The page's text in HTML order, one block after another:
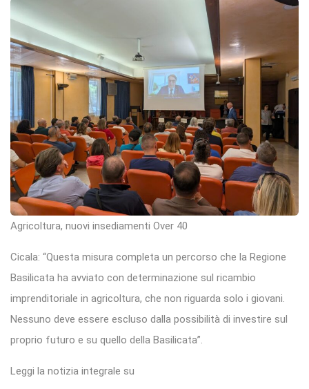
Agricoltura, nuovi insediamenti Over 40
Cicala: “Questa misura completa un percorso che la Regione
Basilicata ha avviato con determinazione sul ricambio
imprenditoriale in agricoltura, che non riguarda solo i giovani.
Nessuno deve essere escluso dalla possibilità di investire sul
proprio futuro e su quello della Basilicata”.
Leggi la notizia integrale su